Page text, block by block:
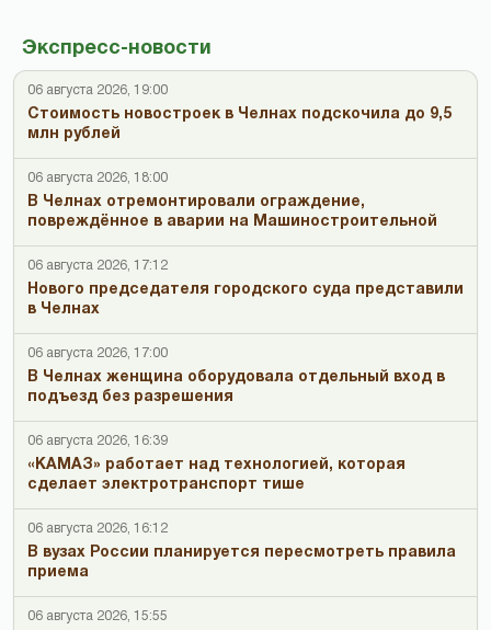
Экспресс-новости
06 августа 2026, 19:00
Стоимость новостроек в Челнах подскочила до 9,5
млн рублей
06 августа 2026, 18:00
В Челнах отремонтировали ограждение,
повреждённое в аварии на Машиностроительной
06 августа 2026, 17:12
Нового председателя городского суда представили
в Челнах
06 августа 2026, 17:00
В Челнах женщина оборудовала отдельный вход в
подъезд без разрешения
06 августа 2026, 16:39
«КАМАЗ» работает над технологией, которая
сделает электротранспорт тише
06 августа 2026, 16:12
В вузах России планируется пересмотреть правила
приема
06 августа 2026, 15:55